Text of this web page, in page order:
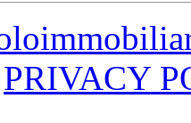
PRIVACY